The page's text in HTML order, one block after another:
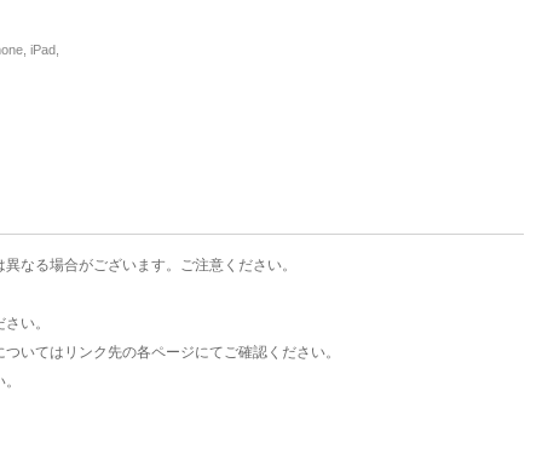
iPad,
なる場合がございます。ご注意ください。
い。
いてはリンク先の各ページにてご確認ください。